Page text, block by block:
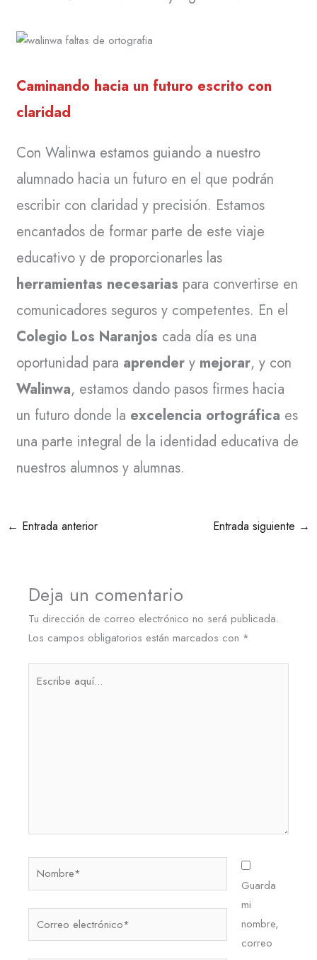
Caminando hacia un futuro escrito con
claridad
Con Walinwa estamos guiando a nuestro
alumnado hacia un futuro en el que podrán
escribir con claridad y precisión. Estamos
encantados de formar parte de este viaje
educativo y de proporcionarles las
herramientas necesarias para convertirse en
comunicadores seguros y competentes. En el
Colegio Los Naranjos cada día es una
oportunidad para aprender y mejorar, y con
Walinwa, estamos dando pasos firmes hacia
un futuro donde la excelencia ortográfica es
una parte integral de la identidad educativa de
nuestros alumnos y alumnas.
← Entrada anterior Entrada siguiente →
Deja un comentario
Tu dirección de correo electrónico no será publicada.
Los campos obligatorios están marcados con *
Nombre*
Guarda
mi
nombre,
correo